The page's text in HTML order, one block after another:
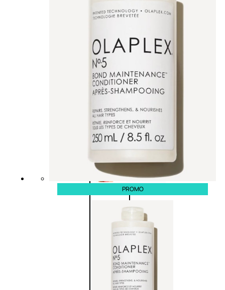
labbra
Gloss
Matita
labbra
Rimpolpante
Balsamo
BB e
CC
Cream
Viso
Palette
Primer
Fondotinta
Cipria
Fard/Blush
PROMO